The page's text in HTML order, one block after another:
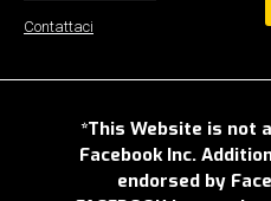
Contattaci
*This Website is not
Facebook Inc.
endorsed by